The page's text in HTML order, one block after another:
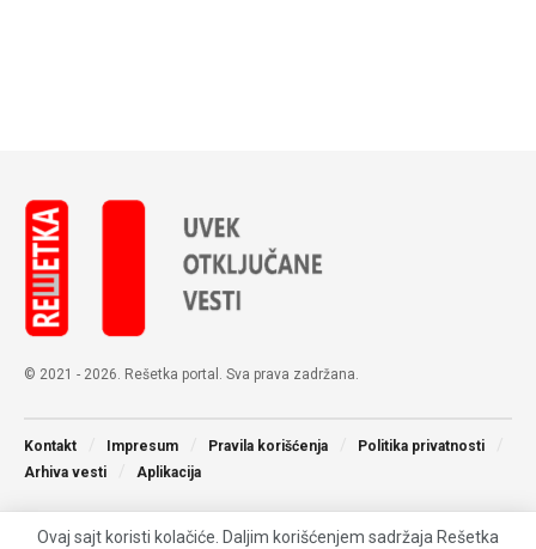
© 2021 - 2026. Rešetka portal. Sva prava zadržana.
Kontakt Impresum Pravila korišćenja
Politika privatnosti
Arhiva vesti
Aplikacija
Ovaj sajt koristi kolačiće. Daljim korišćenjem sadržaja Rešetka